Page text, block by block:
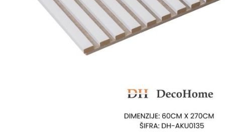
Bokali i Tegle
Činije
Escajg i Noževi